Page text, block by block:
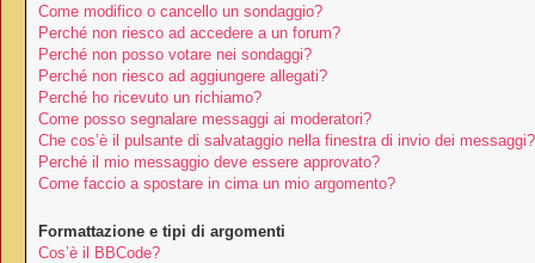
Come modifico o cancello un sondaggio?
Perché non riesco ad accedere a un forum?
Perché non posso votare nei sondaggi?
Perché non riesco ad aggiungere allegati?
Perché ho ricevuto un richiamo?
Come posso segnalare messaggi ai moderatori?
Che cos’è il pulsante di salvataggio nella finestra di invio dei messaggi?
Perché il mio messaggio deve essere approvato?
Come faccio a spostare in cima un mio argomento?
Formattazione e tipi di argomenti
Cos’è il BBCode?